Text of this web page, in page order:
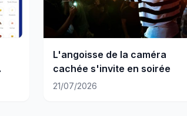
L'angoisse de la caméra
cachée s'invite en soirée
21/07/2026